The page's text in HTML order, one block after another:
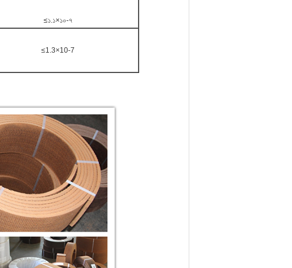
≤১.১×১০-৭
≤1.3×10-7